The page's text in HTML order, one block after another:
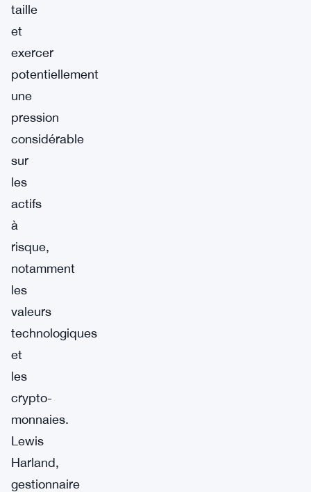
taille
et
exercer
potentiellement
une
pression
considérable
sur
les
actifs
à
risque,
notamment
les
valeurs
technologiques
et
les
crypto-
monnaies.
Lewis
Harland,
gestionnaire